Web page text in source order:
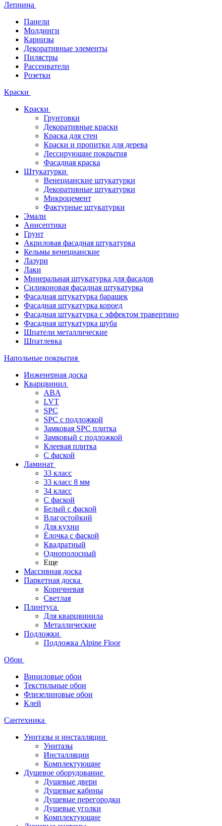
Лепнина
Панели
Молдинги
Карнизы
Декоративные элементы
Пилястры
Рассеиватели
Розетки
Краски
Краски
Грунтовки
Декоративные краски
Краска для стен
Краски и пропитки для дерева
Лессирующие покрытия
Фасадная краска
Штукатурки
Венецианские штукатурки
Декоративные штукатурки
Микроцемент
Фактурные штукатурки
Эмали
Анисептики
Грунт
Акриловая фасадная штукатурка
Кельмы венецианские
Лазури
Лаки
Минеральная штукатурка для фасадов
Силиконовая фасадная штукатурка
Фасадная штукатурка барашек
Фасадная штукатурка короед
Фасадная штукатурка с эффектом травертино
Фасадная штукатурка шуба
Шпатели металлические
Шпатлевка
Напольные покрытия
Инженерная доска
Кварцвинил
ABA
LVT
SPC
SPC с подложкой
Замковая SPC плитка
Замковый с подложкой
Клеевая плитка
С фаской
Ламинат
33 класс
33 класс 8 мм
34 класс
C фаской
Белый с фаской
Влагостойкий
Для кухни
Ёлочка с фаской
Квадратный
Однополосный
Еще
Массивная доска
Паркетная доска
Коричневая
Светлая
Плинтуса
Для кварцвинила
Металлические
Подложки
Подложка Alpine Floor
Обои
Виниловые обои
Текстильные обои
Флизелиновые обои
Клей
Сантехника
Унитазы и инсталляции
Унитазы
Инсталляции
Комплектующие
Душевое оборудование
Душевые двери
Душевые кабины
Душевые перегородки
Душевые уголки
Комплектующие